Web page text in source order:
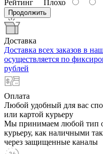
Рейтинг Плохо
Продолжить
Доставка
Доставка всех заказов в
осуществляется по
рублей
Оплата
Любой удобный для вас
или картой курьеру
Мы принимаем любой тип
курьеру, как наличными
через защищенные каналы